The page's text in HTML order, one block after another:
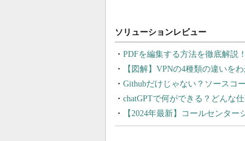
PDFを編集する方法を徹底解説
【図解】VPNの4種類の違いを
Githubだけじゃない？ソースコ
chatGPTで何ができる？どんな
【2024年最新】コールセンタ